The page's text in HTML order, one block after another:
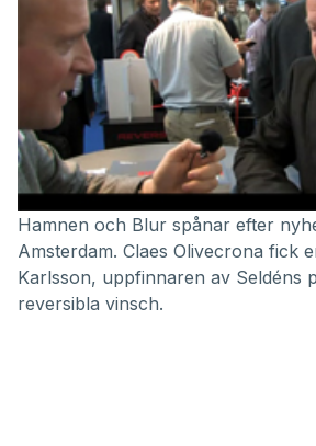
Hamnen och Blur spånar efter
Amsterdam. Claes Olivecrona fick
Karlsson, uppfinnaren av Seldéns
reversibla vinsch.